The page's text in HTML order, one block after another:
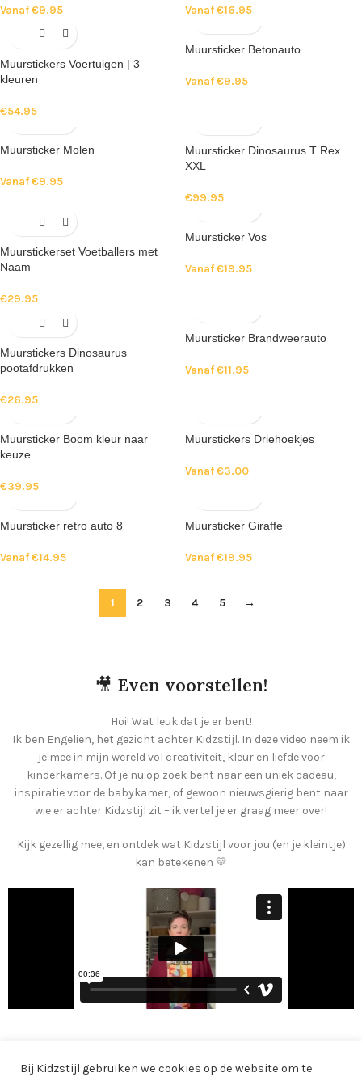
Vanaf€9.95 Vanaf€16.95
Muurstickers Voertuigen | 3
kleuren
€54.95
Muursticker Betonauto
Vanaf€9.95
Muursticker Molen
Vanaf€9.95
Muursticker Dinosaurus T Rex
XXL
€99.95
Muurstickerset Voetballers met
Naam
€29.95
Muursticker Vos
Vanaf€19.95
Muurstickers Dinosaurus
pootafdrukken
€26.95
Muursticker Brandweerauto
Vanaf€11.95
Muursticker Boom kleur naar
keuze
€39.95
Muurstickers Driehoekjes
Vanaf€3.00
Muursticker retro auto 8
Vanaf€14.95
Muursticker Giraffe
Vanaf€19.95
1 2 3 4 5 →
🎥 Even voorstellen!
Hoi! Wat leuk dat je er bent!
Ik ben Engelien, het gezicht achter Kidzstijl. In deze video neem ik
je mee in mijn wereld vol creativiteit, kleur en liefde voor
kinderkamers. Of je nu op zoek bent naar een uniek cadeau,
inspiratie voor de babykamer, of gewoon nieuwsgierig bent naar
wie er achter Kidzstijl zit – ik vertel je er graag meer over!
Kijk gezellig mee, en ontdek wat Kidzstijl voor jou (en je kleintje)
kan betekenen 💛
Bij Kidzstijl gebruiken we cookies op de website om te